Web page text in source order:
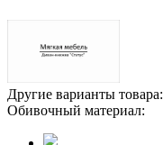
Другие варианты товара:
Обивочный материал: